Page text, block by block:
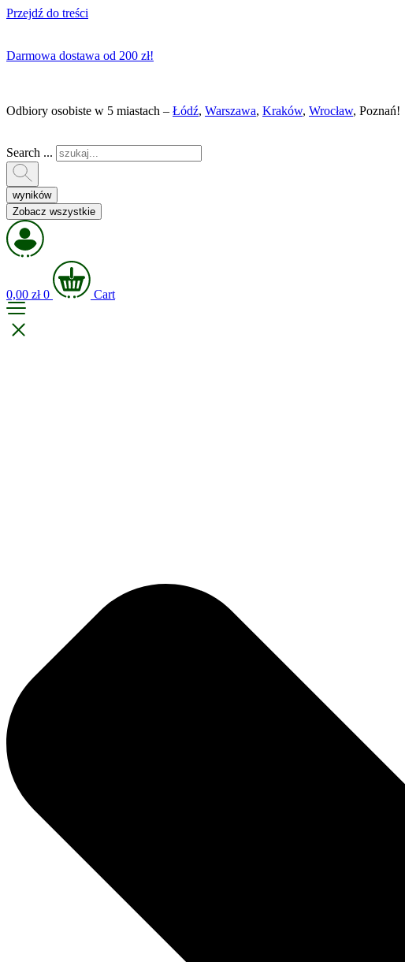
Przejdź do treści
Darmowa dostawa od 200 zł!
Odbiory osobiste w 5 miastach – Łódź, Warszawa, Kraków, Wrocław, Poznań!
Search ...
wyników
Zobacz wszystkie
0,00 zł 0 Cart